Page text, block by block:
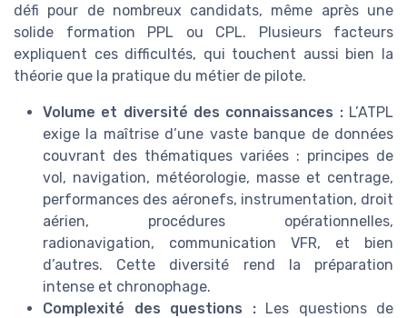
défi pour de nombreux candidats, même après une
solide formation PPL ou CPL. Plusieurs facteurs
expliquent ces difficultés, qui touchent aussi bien la
théorie que la pratique du métier de pilote.
Volume et diversité des connaissances :L’ATPL
exige la maîtrise d’une vaste banque de données
couvrant des thématiques variées : principes de
vol, navigation, météorologie, masse et centrage,
performances des aéronefs, instrumentation, droit
aérien, procédures opérationnelles,
radionavigation, communication VFR, et bien
d’autres. Cette diversité rend la préparation
intense et chronophage.
Complexité des questions :Les questions de